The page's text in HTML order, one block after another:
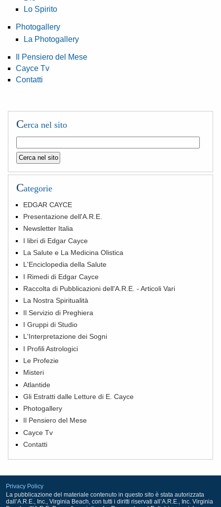
Lo Spirito
Photogallery
La Photogallery
Il Pensiero del Mese
Cayce Tv
Contatti
Cerca nel sito
Categorie
EDGAR CAYCE
Presentazione dell'A.R.E.
Newsletter Italia
I libri di Edgar Cayce
La Salute e La Medicina Olistica
L'Enciclopedia della Salute
I Rimedi di Edgar Cayce
Raccolta di Pubblicazioni dell'A.R.E. - Articoli Vari
La Nostra Spiritualità
Il Servizio di Preghiera
I Gruppi di Studio
L'Interpretazione dei Sogni
I Profili Astrologici
Le Profezie
Misteri
Atlantide
Gli Estratti dalle Letture di E. Cayce
Photogallery
Il Pensiero del Mese
Cayce Tv
Contatti
Privacy Policy
La pubblicazione del materiale contenuto in questo sito è stata autorizzata
dall’A.R.E., Inc., Virginia Beach, con tutti i diritti riservati all’A.R.E., Inc. Virginia